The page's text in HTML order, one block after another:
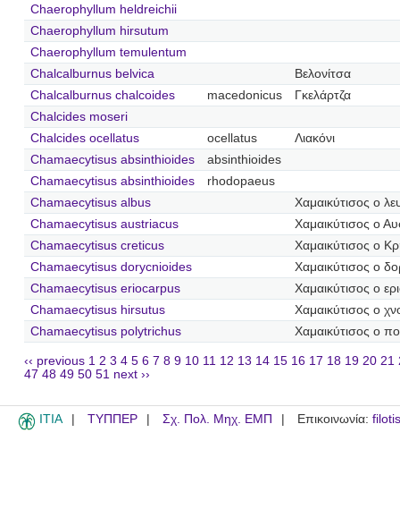
Chaerophyllum heldreichii
Chaerophyllum hirsutum
Chaerophyllum temulentum
Chalcalburnus belvica
Βελονίτσα
Chalcalburnus chalcoides
macedonicus
Γκελάρτζα
Chalcides moseri
Chalcides ocellatus
ocellatus
Λιακόνι
Chamaecytisus absinthioides
absinthioides
Chamaecytisus absinthioides
rhodopaeus
Chamaecytisus albus
Χαμαικύτισος ο
Chamaecytisus austriacus
Χαμαικύτισος ο
Chamaecytisus creticus
Χαμαικύτισος ο
Chamaecytisus dorycnioides
Χαμαικύτισος ο
Chamaecytisus eriocarpus
Χαμαικύτισος ο
Chamaecytisus hirsutus
Χαμαικύτισος ο
Chamaecytisus polytrichus
Χαμαικύτισος ο
‹‹ previous 1 2 3 4 5 6 7 8 9 10 11 12 13 14 15 16 17 18 19 20 21
47 48 49 50 51 next ››
ITIA ΤΥΠΠΕΡ Σχ. Πολ. Μηχ. ΕΜΠ Επικοινωνία: